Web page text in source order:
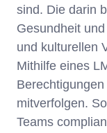
sind. Die darin
Gesundheit
und kulturellen
Mithilfe eines
mitverfolgen.
Teams